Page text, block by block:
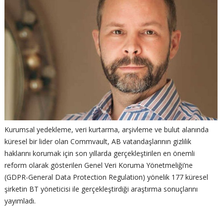
Kurumsal yedekleme, veri kurtarma, arşivleme ve bulut alanında
küresel bir lider olan Commvault, AB vatandaşlarının gizlilik
haklarını korumak için son yıllarda gerçekleştirilen en önemli
reform olarak gösterilen Genel Veri Koruma Yönetmeliği’ne
(GDPR-General Data Protection Regulation) yönelik 177 küresel
şirketin BT yöneticisi ile gerçekleştirdiği araştırma sonuçlarını
yayımladı.